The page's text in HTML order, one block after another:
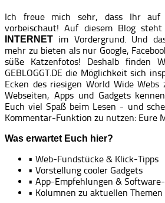
Ich freue mich sehr, dass Ihr auf
vorbeischaut! Auf diesem Blog
INTERNET im Vordergrund. Und
mehr zu bieten als nur Google,
süße Katzenfotos! Deshalb finden
GEBLOGGT.DE die Möglichkeit sich
Ecken des riesigen World Wide
Webseiten, Apps und Gadgets
Euch viel Spaß beim Lesen - und
Kommentar-Funktion zu nutzen: Eure
Was erwartet Euch hier?
• Web-Fundstücke & Klick-Tipps
• Vorstellung cooler Gadgets
• App-Empfehlungen &
• Kolumnen zu aktuellen Themen